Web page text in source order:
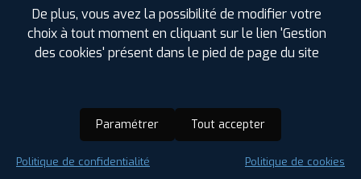
Runflat :Non
De plus, vous avez la possibilité de modifier votre
choix à tout moment en cliquant sur le lien 'Gestion
des cookies' présent dans le pied de page du site
Paramétrer Tout accepter
Politique de confidentialité Politique de cookies